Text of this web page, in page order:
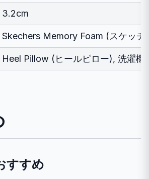
3.2cm
Skechers Memory Foam (スケッチ
Heel Pillow (ヒールピロー), 洗濯機
すすめ